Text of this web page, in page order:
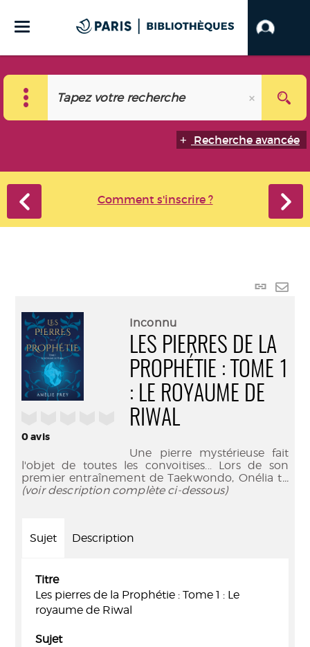
Recherche avancée
Comment s'inscrire ?
Lien
0avis
Inconnu
LES PIERRES DE LA
PROPHÉTIE : TOME 1
: LE ROYAUME DE
RIWAL
Une pierre mystérieuse fait
l'objet de toutes les convoitises... Lors de son
premier entraînement de Taekwondo, Onélia t...
(voir description complète ci-dessous)
Sujet Description
Titre
Les pierres de la Prophétie : Tome 1 : Le
royaume de Riwal
Sujet